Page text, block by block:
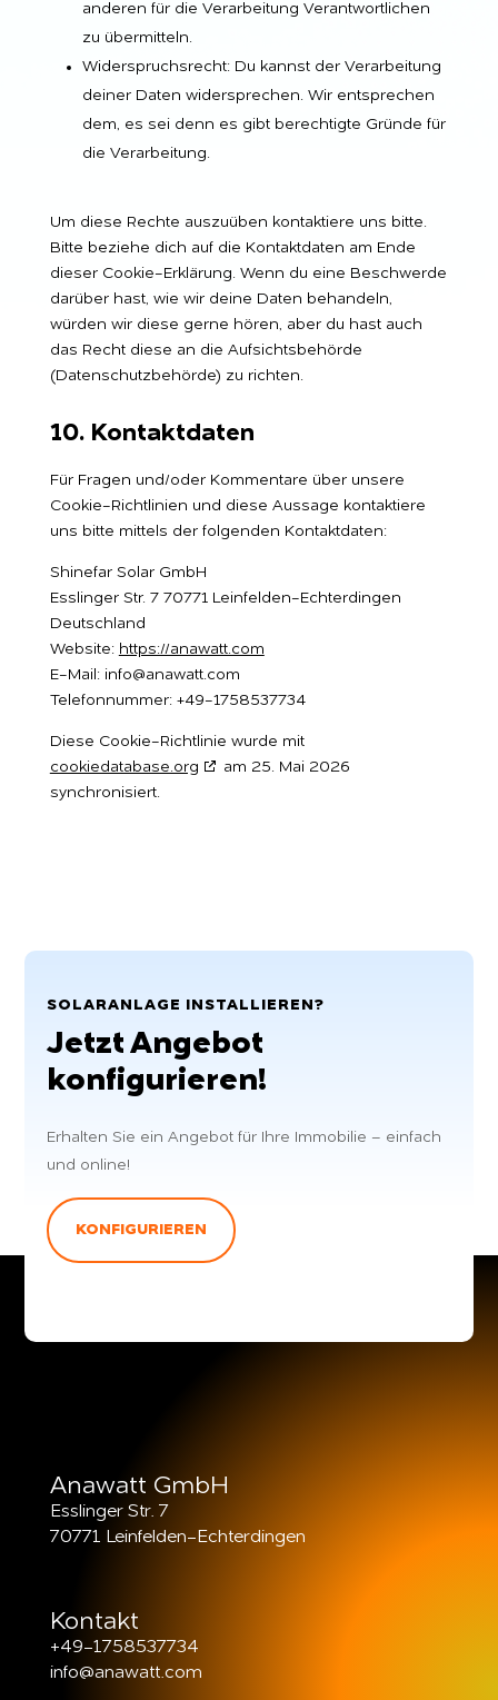
anderen für die Verarbeitung Verantwortlichen
zu übermitteln.
Widerspruchsrecht: Du kannst der Verarbeitung
deiner Daten widersprechen. Wir entsprechen
dem, es sei denn es gibt berechtigte Gründe für
die Verarbeitung.
Um diese Rechte auszuüben kontaktiere uns bitte.
Bitte beziehe dich auf die Kontaktdaten am Ende
dieser Cookie-Erklärung. Wenn du eine Beschwerde
darüber hast, wie wir deine Daten behandeln,
würden wir diese gerne hören, aber du hast auch
das Recht diese an die Aufsichtsbehörde
(Datenschutzbehörde) zu richten.
10. Kontaktdaten
Für Fragen und/oder Kommentare über unsere
Cookie-Richtlinien und diese Aussage kontaktiere
uns bitte mittels der folgenden Kontaktdaten:
Shinefar Solar GmbH
Esslinger Str. 7 70771 Leinfelden-Echterdingen
Deutschland
Website: https://anawatt.com
E-Mail: info@anawatt.com
Telefonnummer: +49-1758537734
Diese Cookie-Richtlinie wurde mit
cookiedatabase.org
am 25. Mai 2026
synchronisiert.
SOLARANLAGE INSTALLIEREN?
Jetzt Angebot
konfigurieren!
Erhalten Sie ein Angebot für Ihre Immobilie – einfach
und online!
KONFIGURIEREN
Anawatt GmbH
Esslinger Str. 7
70771 Leinfelden-Echterdingen
Kontakt
+49-1758537734
info@anawatt.com